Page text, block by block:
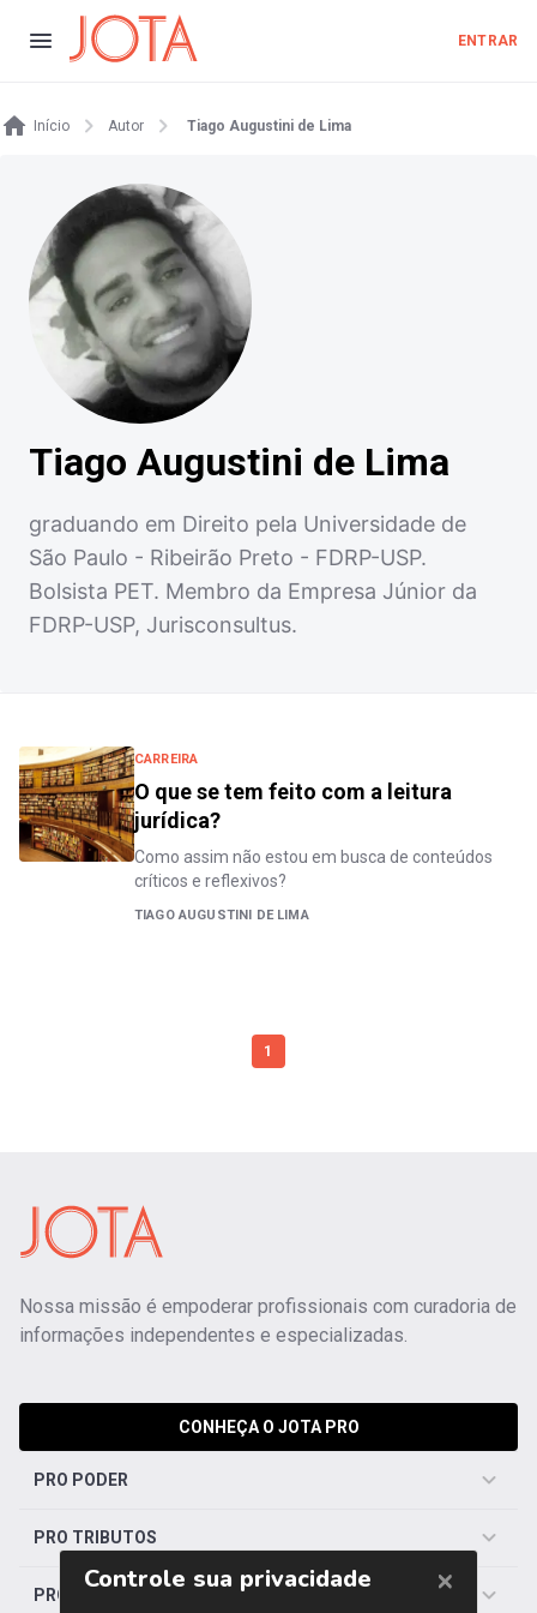
ENTRAR
Início Autor Tiago Augustini de Lima
Tiago Augustini de Lima
graduando em Direito pela Universidade de
São Paulo - Ribeirão Preto - FDRP-USP.
Bolsista PET. Membro da Empresa Júnior da
FDRP-USP, Jurisconsultus.
CARREIRA
O que se tem feito com a leitura
jurídica?
Como assim não estou em busca de conteúdos
críticos e reflexivos?
TIAGO AUGUSTINI DE LIMA
1
Nossa missão é empoderar profissionais com curadoria de
informações independentes e especializadas.
CONHEÇA O JOTA PRO
PRO PODER
PRO TRIBUTOS
PRO TRABALHISTA